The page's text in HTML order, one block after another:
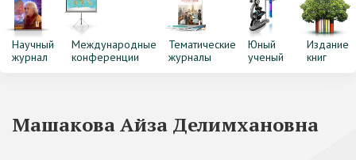
Научный
журнал
Международные
конференции
Тематические
журналы
Юный
ученый
Издание
книг
Машакова Айза Делимхановна